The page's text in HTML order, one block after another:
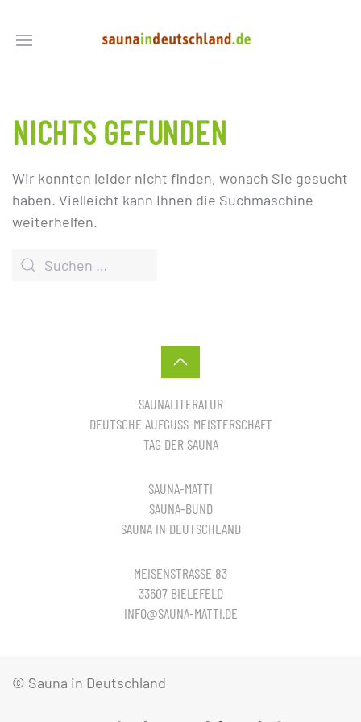
NICHTS GEFUNDEN
Wir konnten leider nicht finden, wonach Sie gesucht
haben. Vielleicht kann Ihnen die Suchmaschine
weiterhelfen.
SAUNALITERATUR
DEUTSCHE AUFGUSS-MEISTERSCHAFT
TAG DER SAUNA
SAUNA-MATTI
SAUNA-BUND
SAUNA IN DEUTSCHLAND
MEISENSTRASSE 83
33607 BIELEFELD
INFO@SAUNA-MATTI.DE
© Sauna in Deutschland